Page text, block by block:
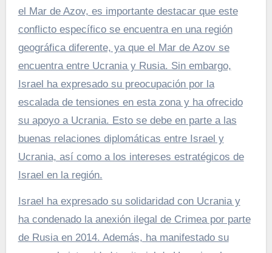
el Mar de Azov, es importante destacar que este
conflicto específico se encuentra en una región
geográfica diferente, ya que el Mar de Azov se
encuentra entre Ucrania y Rusia. Sin embargo,
Israel ha expresado su preocupación por la
escalada de tensiones en esta zona y ha ofrecido
su apoyo a Ucrania. Esto se debe en parte a las
buenas relaciones diplomáticas entre Israel y
Ucrania, así como a los intereses estratégicos de
Israel en la región.
Israel ha expresado su solidaridad con Ucrania y
ha condenado la anexión ilegal de Crimea por parte
de Rusia en 2014. Además, ha manifestado su